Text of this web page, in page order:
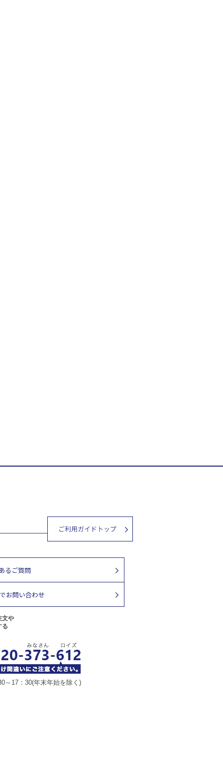
文や
る
～17：30(年末年始を除く)